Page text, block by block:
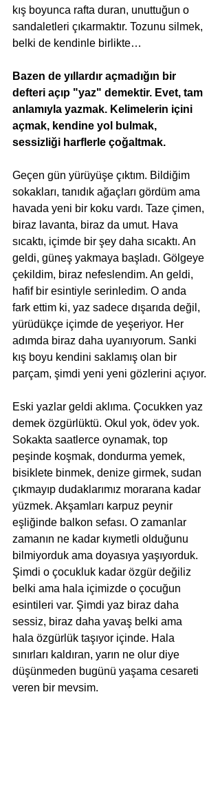
kış boyunca rafta duran, unuttuğun o
sandaletleri çıkarmaktır. Tozunu silmek,
belki de kendinle birlikte…
Bazen de yıllardır açmadığın bir
defteri açıp "yaz" demektir. Evet, tam
anlamıyla yazmak. Kelimelerin içini
açmak, kendine yol bulmak,
sessizliği harflerle çoğaltmak.
Geçen gün yürüyüşe çıktım. Bildiğim
sokakları, tanıdık ağaçları gördüm ama
havada yeni bir koku vardı. Taze çimen,
biraz lavanta, biraz da umut. Hava
sıcaktı, içimde bir şey daha sıcaktı. An
geldi, güneş yakmaya başladı. Gölgeye
çekildim, biraz nefeslendim. An geldi,
hafif bir esintiyle serinledim. O anda
fark ettim ki, yaz sadece dışarıda değil,
yürüdükçe içimde de yeşeriyor. Her
adımda biraz daha uyanıyorum. Sanki
kış boyu kendini saklamış olan bir
parçam, şimdi yeni yeni gözlerini açıyor.
Eski yazlar geldi aklıma. Çocukken yaz
demek özgürlüktü. Okul yok, ödev yok.
Sokakta saatlerce oynamak, top
peşinde koşmak, dondurma yemek,
bisiklete binmek, denize girmek, sudan
çıkmayıp dudaklarımız morarana kadar
yüzmek. Akşamları karpuz peynir
eşliğinde balkon sefası. O zamanlar
zamanın ne kadar kıymetli olduğunu
bilmiyorduk ama doyasıya yaşıyorduk.
Şimdi o çocukluk kadar özgür değiliz
belki ama hala içimizde o çocuğun
esintileri var. Şimdi yaz biraz daha
sessiz, biraz daha yavaş belki ama
hala özgürlük taşıyor içinde. Hala
sınırları kaldıran, yarın ne olur diye
düşünmeden bugünü yaşama cesareti
veren bir mevsim.